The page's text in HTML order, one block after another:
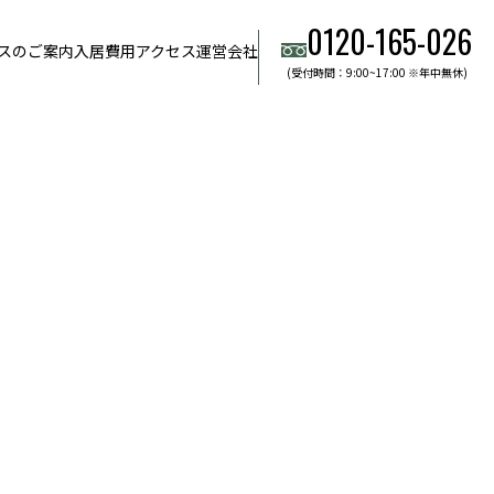
のご案内入居費用アクセス運営会社 0120-165-026
(受付時間：9:00~17:00 ※年中無休)